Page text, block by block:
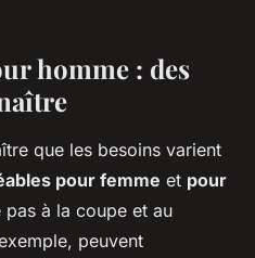
homme : des
que les besoins varient
pour femme et pour
pas à la coupe et au
peuvent